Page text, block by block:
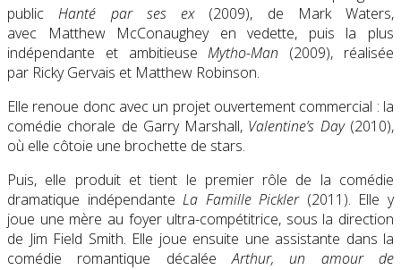
publicHanté par ses ex (2009), de Mark Waters,
avec Matthew McConaughey en vedette, puis la plus
indépendante et ambitieuseMytho-Man (2009), réalisée
par Ricky Gervais et Matthew Robinson.
Elle renoue donc avec un projet ouvertement commercial : la
comédie chorale de Garry Marshall, Valentine’s Day (2010),
où elle côtoie une brochette de stars.
Puis, elle produit et tient le premier rôle de la comédie
dramatique indépendanteLa Famille Pickler (2011). Elle y
joue une mère au foyer ultra-compétitrice, sous la direction
de Jim Field Smith. Elle joue ensuite une assistante dans la
comédie romantique décaléeArthur, un amour de